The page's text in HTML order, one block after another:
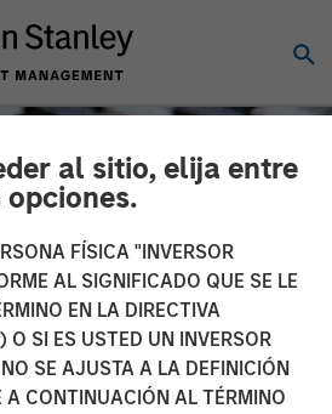
al sitio, elija entre
FÍSICA "INVERSOR
AL SIGNIFICADO QUE SE LE
EN LA DIRECTIVA
O SI ES USTED UN INVERSOR
SE AJUSTA A LA DEFINICIÓN
A CONTINUACIÓN AL TÉRMINO